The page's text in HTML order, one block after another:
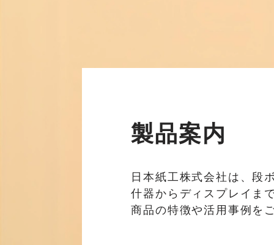
製品案内
日本紙工株式会社は、段
什器からディスプレイま
商品の特徴や活用事例を